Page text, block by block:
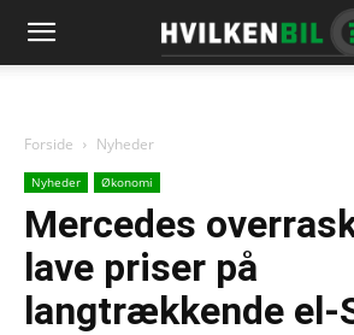
Forside Nyheder
Nyheder Økonomi
Mercedes
lave priser på
langtrækkende el-